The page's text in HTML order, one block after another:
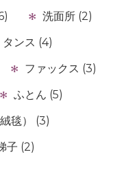
洗面所 (2)
タンス (4)
ファックス (3)
ふとん (5)
毯） (3)
子 (2)